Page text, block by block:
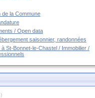
de la Commune
/ Open data
saisonnier, randonnées
à St-Bonnet-le-Chastel / Immobilier /